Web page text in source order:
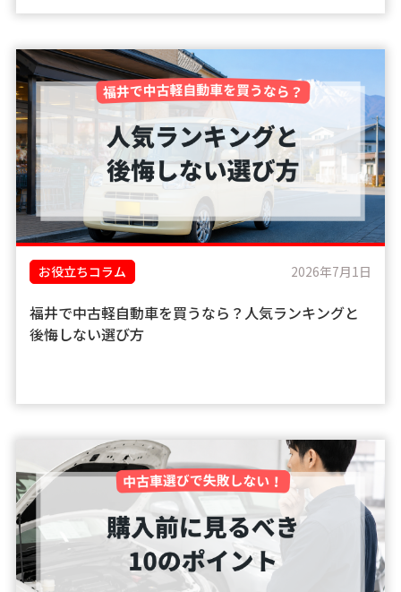
お役立ちコラム 2026年7月1日
福井で中古軽自動車を買うなら？人気ランキングと
後悔しない選び方